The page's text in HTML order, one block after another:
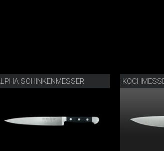
SCHINKENMESSER